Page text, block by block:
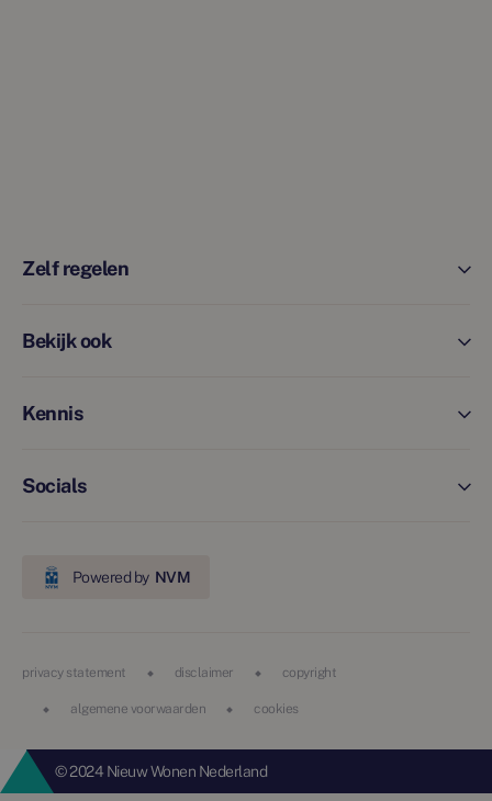
Zelf regelen
Bekijk ook
Kennis
Socials
Powered by NVM
privacy statement disclaimer copyright
algemene voorwaarden cookies
© 2024 Nieuw Wonen Nederland